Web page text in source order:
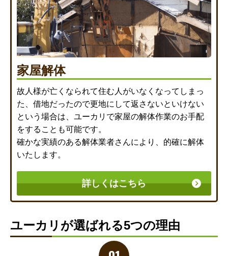
家屋解体
故人様が亡くなられて住む人がいなくなってしまっ
た、借地だったので更地にして返さないといけない
という場合は、ユーカリで家屋の解体作業のお手配
をすることも可能です。
確かな実績のある解体業者さんにより、的確に解体
いたします。
詳しくはこちら
ユーカリが選ばれる5つの理由